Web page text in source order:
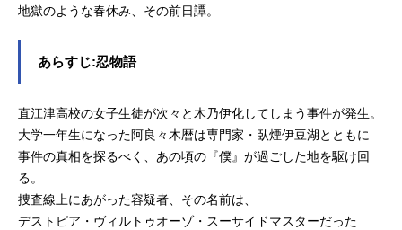
地獄のような春休み、その前日譚。
あらすじ:忍物語
直江津高校の女子生徒が次々と木乃伊化してしまう事件が発生。
大学一年生になった阿良々木暦は専門家・臥煙伊豆湖とともに
事件の真相を探るべく、あの頃の『僕』が過ごした地を駆け回
る。
捜査線上にあがった容疑者、その名前は、
デストピア・ヴィルトゥオーゾ・スーサイドマスターだった